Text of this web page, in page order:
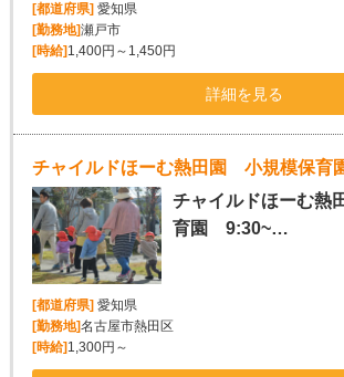
[都道府県] 愛知県
[勤務地]瀬戸市
[時給] 1,400円～1,450円
詳細を見る
チャイルドほーむ
育園 9:30~…
[都道府県]愛知県
[勤務地]名古屋市熱田区
[時給]1,300円～